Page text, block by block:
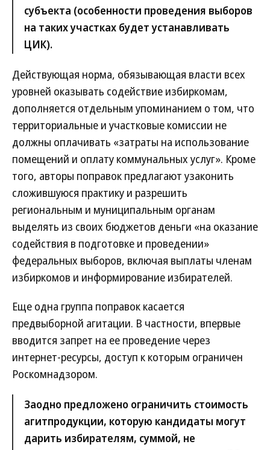
субъекта (особенности проведения выборов
на таких участках будет устанавливать
ЦИК).
Действующая норма, обязывающая власти всех
уровней оказывать содействие избиркомам,
дополняется отдельным упоминанием о том, что
территориальные и участковые комиссии не
должны оплачивать «затраты на использование
помещений и оплату коммунальных услуг». Кроме
того, авторы поправок предлагают узаконить
сложившуюся практику и разрешить
региональным и муниципальным органам
выделять из своих бюджетов деньги «на оказание
содействия в подготовке и проведении»
федеральных выборов, включая выплаты членам
избиркомов и информирование избирателей.
Еще одна группа поправок касается
предвыборной агитации. В частности, впервые
вводится запрет на ее проведение через
интернет-ресурсы, доступ к которым ограничен
Роскомнадзором.
Заодно предложено ограничить стоимость
агитпродукции, которую кандидаты могут
дарить избирателям, суммой, не